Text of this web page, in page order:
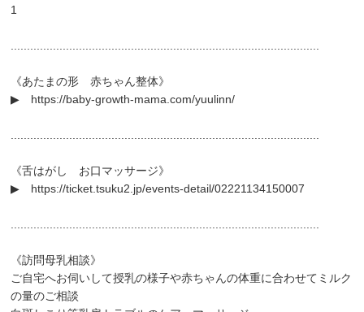
1
...............................................................................................
《あたまの形 赤ちゃん整体》
▶ https://baby-growth-mama.com/yuulinn/
...............................................................................................
《舌はがし お口マッサージ》
▶ https://ticket.tsuku2.jp/events-detail/02221134150007
...............................................................................................
《訪問母乳相談》
ご自宅へお伺いして授乳の様子や赤ちゃんの体重に合わせてミルク
の量のご相談